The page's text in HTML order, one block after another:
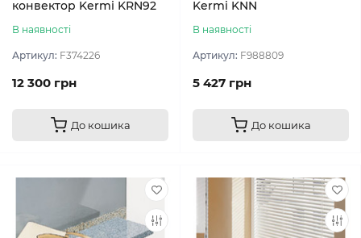
конвектор Kermi KRN92
В наявності
Артикул: F374226
12 300 грн
До кошика
Kermi KNN
В наявності
Артикул: F988809
5 427 грн
До кошика